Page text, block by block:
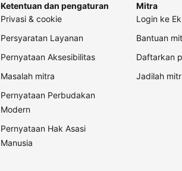
Ketentuan dan pengaturan
Privasi & cookie
Persyaratan Layanan
Pernyataan Aksesibilitas
Masalah mitra
Pernyataan Perbudakan
Modern
Pernyataan Hak Asasi
Manusia
Mitra
Login ke
Bantuan
Daftarkan
Jadilah